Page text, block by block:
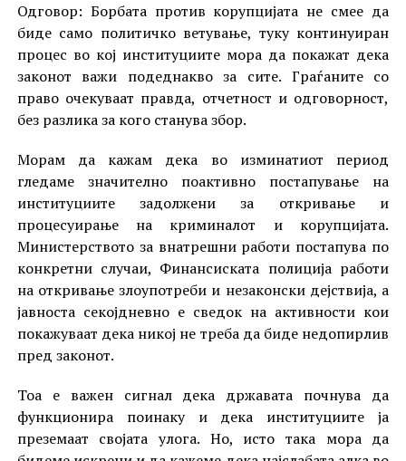
Одговор: Борбата против корупцијата не смее да
биде само политичко ветување, туку континуиран
процес во кој институциите мора да покажат дека
законот важи подеднакво за сите. Граѓаните со
право очекуваат правда, отчетност и одговорност,
без разлика за кого станува збор.
Морам да кажам дека во изминатиот период
гледаме значително поактивно постапување на
институциите задолжени за откривање и
процесуирање на криминалот и корупцијата.
Министерството за внатрешни работи постапува по
конкретни случаи, Финансиската полиција работи
на откривање злоупотреби и незаконски дејствија, а
јавноста секојдневно е сведок на активности кои
покажуваат дека никој не треба да биде недопирлив
пред законот.
Тоа е важен сигнал дека државата почнува да
функционира поинаку и дека институциите ја
преземаат својата улога. Но, исто така мора да